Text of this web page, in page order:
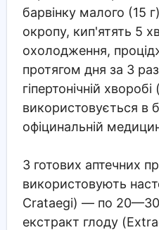
барвінку малого (15
окропу, кип'ятять 5
охолодження,
протягом дня за 3
гіпертонічній хворобі
використовується в
офіцинальній
З готових аптечних
використовують
Crataegi) — по 20—30
екстракт глоду